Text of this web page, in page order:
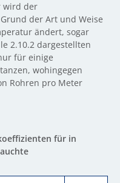
wird der
der Art und Weise
ändert, sogar
2.10.2 dargestellten
für einige
wohingegen
Rohren pro Meter
für in